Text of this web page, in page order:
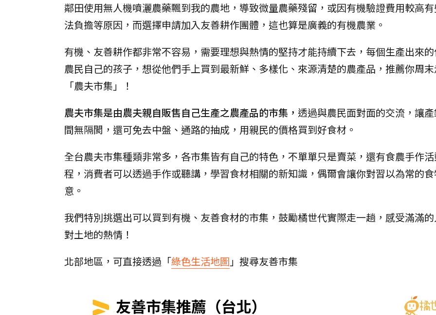
鄰田使用無人機噴灑農藥飄到我的農地，導致微量農藥殘留，或因有機驗證費用較高
法負擔等原因，而選擇申請加入友善耕作團體，這也算是廣義的有機農業。
有機、友善耕作都非常不容易，需要理想與熱情的堅持才能持續下去，每個生產出來
農民自己的孩子，想從他們手上買到最新鮮、多樣化、來源清楚的農產品，推薦你周
「農夫市集」！
農夫市集是由農夫親自販售自己生產之農產品的市集， 透過與農民面對面的交流，讓
間無隔閡，還可免去中盤、通路的抽成，用親民的價格買到好食材。
全台農夫市集種類非常多，各市集皆有自己的特色，不單單只是賣菜，還有食農手作
程，消費者可以透過手作或聽講，學習食材相關的新知識，偶爾會讓你對習以為常的
意。
我們特別挑選出可以買到有機、友善食材的市集，鼓勵橘世代實際走一趟，感受滿滿
對土地的熱情！
北部地區，可直接透過「綠色生活地圖 」搜尋友善市集